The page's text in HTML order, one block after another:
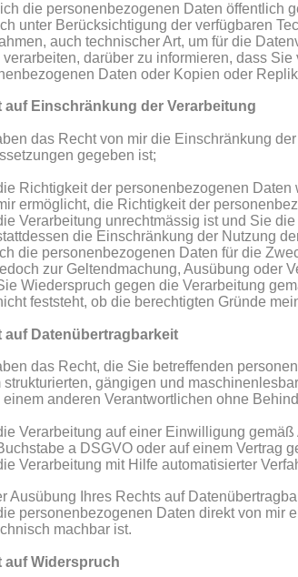
die personenbezogenen Daten öffentlich
unter Berücksichtigung der verfügbaren
auch technischer Art, um für die
verarbeiten, darüber zu informieren, dass
Daten oder Kopien oder
auf Einschränkung der Verarbeitung
das Recht von mir die Einschränkung
gegeben ist;
Richtigkeit der personenbezogenen
ermöglicht, die Richtigkeit der
Verarbeitung unrechtmässig ist und Sie
die Einschränkung der Nutzung
die personenbezogenen Daten für die
zur Geltendmachung, Ausübung oder
Wiederspruch gegen die Verarbeitung
feststeht, ob die berechtigten Gründe
auf Datenübertragbarkeit
das Recht, die Sie betreffenden
strukturierten, gängigen und
einem anderen Verantwortlichen ohne
Verarbeitung auf einer Einwilligung
a DSGVO oder auf einem Vertrag
Verarbeitung mit Hilfe automatisierter
Ausübung Ihres Rechts auf
personenbezogenen Daten direkt von mir
machbar ist.
auf Widerspruch